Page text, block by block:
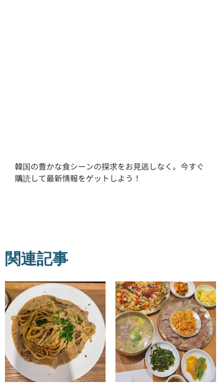
韓国の豊かな食シーンの探求をお見逃しなく。今すぐ
購読して最新情報をゲットしよう！
関連記事